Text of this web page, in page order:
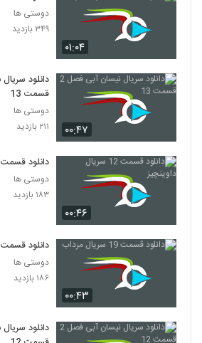
۰۱:۰۴
دوستی ها
۳۴۹ بازدید
۰۰:۴۷
قسمت 13
دوستی ها
۲۱۱ بازدید
۰۰:۴۶
دانلود قسمت 12 سریال داوینچیز
دوستی ها
۱۸۳ بازدید
۰۰:۴۳
دانلود قسمت 19 سریال مرداب
دوستی ها
۱۸۶ بازدید